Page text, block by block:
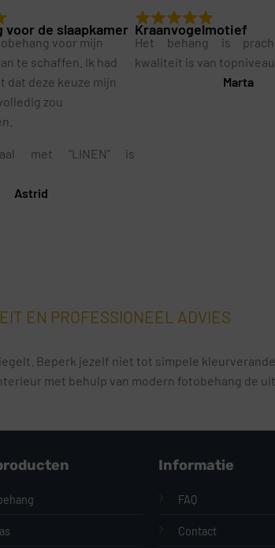
voor de slaapkamer
voor mijn
te schaffen. Ik had
dat deze keuze mijn
zou
met “LINEN” is
Astrid
Kraanvogelmotief
Het behang is
kwaliteit is van topniveau.
Marta
EN PROFESSIONEEL ADVIES
Beperk jezelf niet tot simpele
met behulp van modern fotobehang de
Informatie
FAQ
Contact